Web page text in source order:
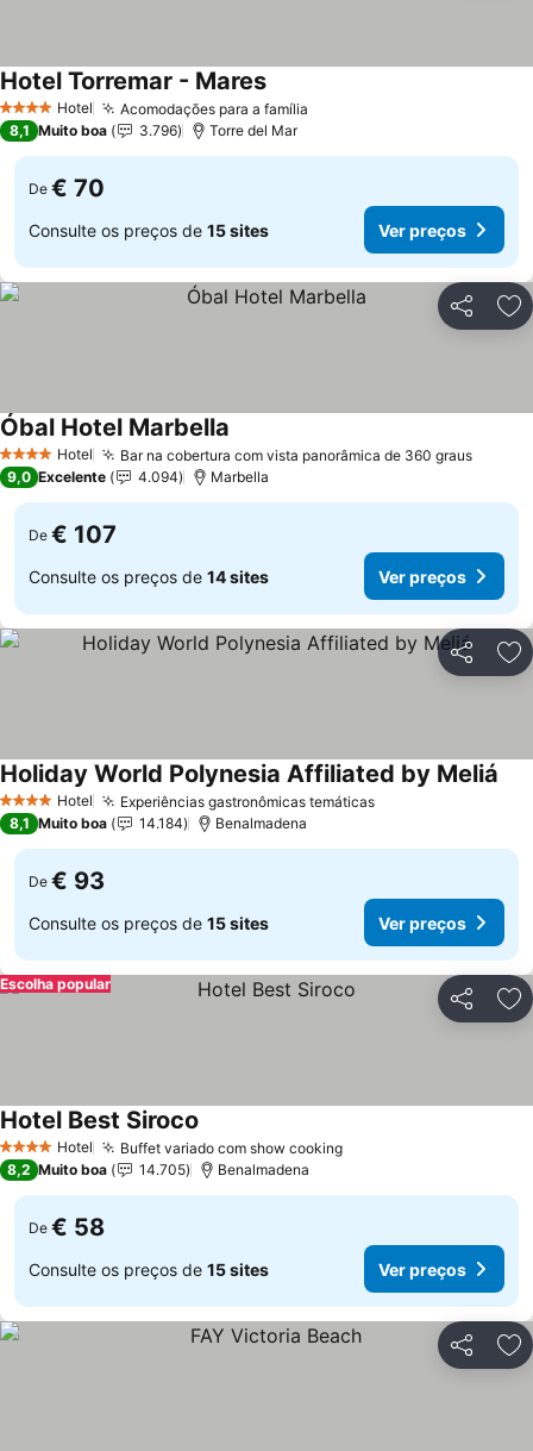
4 EstrelasHotel Acomodações para a família
Hotel Torremar - MaresVer preços
8,1 Muito boa 3.796 Torre del Mar
De € 70
Consulte os preços de 15 sites Ver preços
Partilhar
4 EstrelasHotel Bar na cobertura com vista panorâmica de 360 grausVer
Óbal Hotel Marbella
9,0 Excelente 4.094 Marbella
De € 107
Consulte os preços de 14 sites Ver preços
Partilhar
4 EstrelasHotel Experiências gastronômicas temáticasVer preços
Holiday World Polynesia Affiliated by Meliá
8,1 Muito boa 14.184 Benalmadena
De € 93
Consulte os preços de 15 sites Ver preços
Partilhar
Escolha popular
4 EstrelasHotel Buffet variado com show cookingVer preços
Hotel Best Siroco
8,2 Muito boa 14.705 Benalmadena
De € 58
Consulte os preços de 15 sites Ver preços
Partilhar